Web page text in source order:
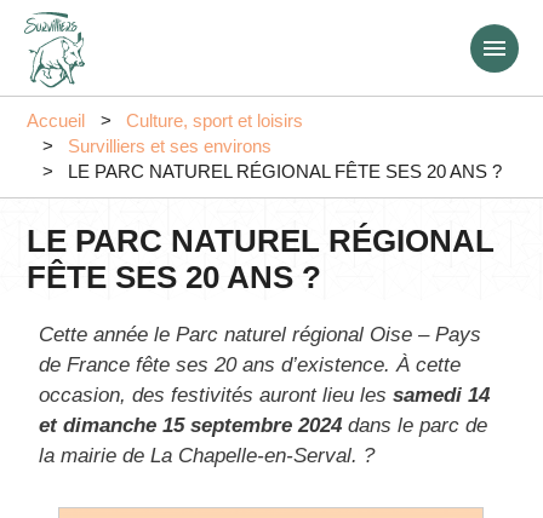
Accueil
Culture, sport et loisirs
Survilliers et ses environs
LE PARC NATUREL RÉGIONAL FÊTE SES 20 ANS ?
LE PARC NATUREL RÉGIONAL
FÊTE SES 20 ANS ?
Cette année le Parc naturel régional Oise – Pays
de France fête ses 20 ans d’existence. À cette
occasion, des festivités auront lieu lessamedi 14
et dimanche 15 septembre 2024 dans le parc de
la mairie de La Chapelle-en-Serval. ?